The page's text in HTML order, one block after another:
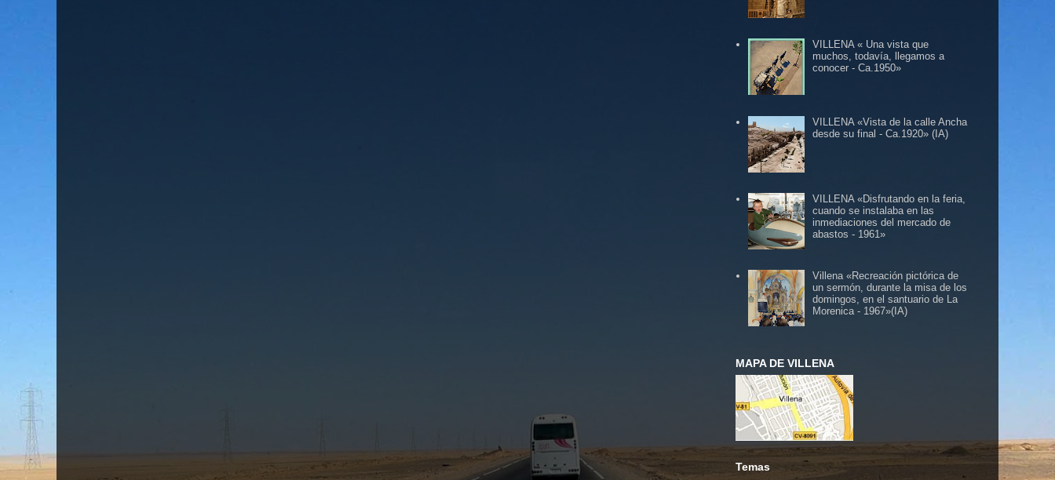
VILLENA « Una vista que
muchos, todavía, llegamos a
conocer - Ca.1950»
VILLENA «Vista de la calle Ancha
desde su final - Ca.1920» (IA)
VILLENA «Disfrutando en la feria,
cuando se instalaba en las
inmediaciones del mercado de
abastos - 1961»
Villena «Recreación pictórica de
un sermón, durante la misa de los
domingos, en el santuario de La
Morenica - 1967»(IA)
MAPA DE VILLENA
Temas